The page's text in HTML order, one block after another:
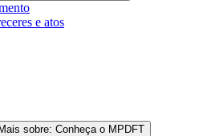
e atos
Mais sobre: Conheça o MPDFT